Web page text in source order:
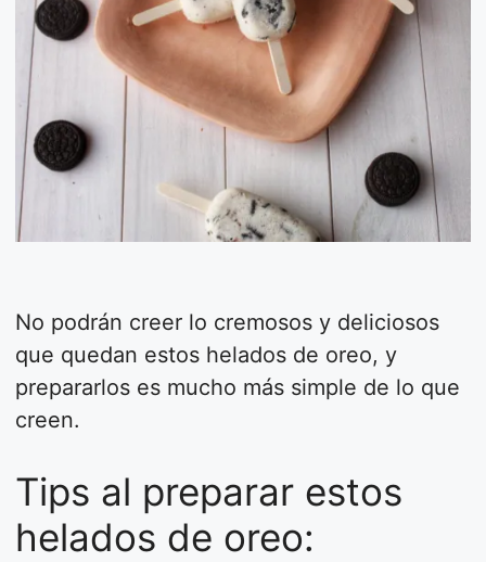
No podrán creer lo cremosos y deliciosos
que quedan estos helados de oreo, y
prepararlos es mucho más simple de lo que
creen.
Tips al preparar estos
helados de oreo: